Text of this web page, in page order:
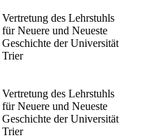
Vertretung des Lehrstuhls
für Neuere und Neueste
Geschichte der Universität
Trier
Vertretung des Lehrstuhls
für Neuere und Neueste
Geschichte der Universität
Trier